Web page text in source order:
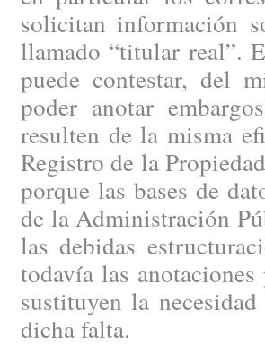
solicitan información
llamado “titular real”.
puede contestar, del
poder anotar
resulten de la misma
Registro de la
porque las bases de
de la Administración
las debidas
todavía las
sustituyen la
dicha falta.